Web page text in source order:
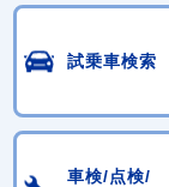
試乗車検索
車検/点検/